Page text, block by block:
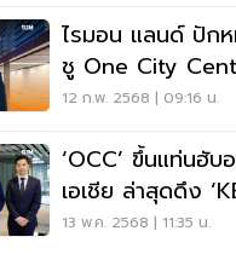
ไรมอน แลนด์ ปัก
ชู One City
ลางกรุง
12 ก.พ. 2568 | 09:16 น.
‘OCC’ ขึ้นแท่นฮั
เอเชีย ล่าสุดดึง
ตอกย้ำอาคารสำนั
13 พ.ค. 2568 | 11:35 น.